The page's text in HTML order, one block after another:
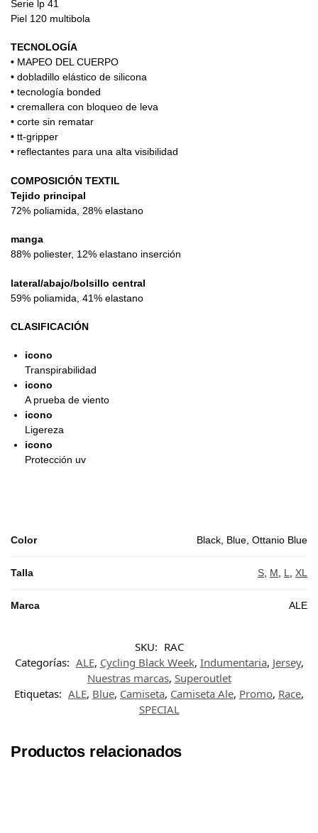
Serie lp 41
Piel 120 multibola
TECNOLOGÍA
• MAPEO DEL CUERPO
• dobladillo elástico de silicona
• tecnología bonded
• cremallera con bloqueo de leva
• corte sin rematar
• tt-gripper
• reflectantes para una alta visibilidad
COMPOSICIÓN TEXTIL
Tejido principal
72% poliamida, 28% elastano
manga
88% poliester, 12% elastano inserción
lateral/abajo/bolsillo central
59% poliamida, 41% elastano
CLASIFICACIÓN
icono
Transpirabilidad
icono
A prueba de viento
icono
Ligereza
icono
Protección uv
Color Black, Blue, Ottanio Blue
Talla S, M, L, XL
Marca ALE
SKU: RAC
Categorías: ALE, Cycling Black Week, Indumentaria, Jersey,
Nuestras marcas, Superoutlet
Etiquetas: ALE, Blue, Camiseta, Camiseta Ale, Promo, Race,
SPECIAL
Productos relacionados